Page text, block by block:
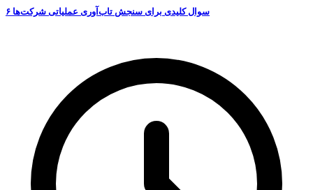
۶ سوال کلیدی برای سنجش تاب‌آوری عملیاتی شرکت‌ها